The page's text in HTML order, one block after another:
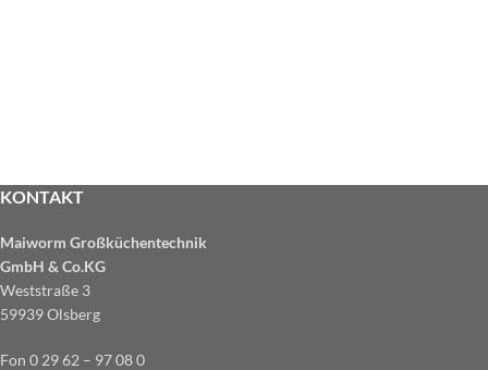
KONTAKT
Maiworm Großküchentechnik
GmbH & Co.KG
Weststraße 3
59939 Olsberg
Fon 0 29 62 – 97 08 0